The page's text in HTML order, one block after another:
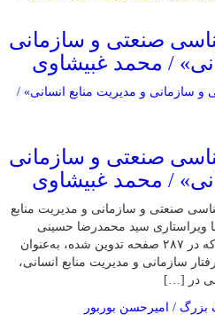
صنعتی و سازمانی
/ محمد غبیشاوی
صنعتی و سازمانی
/ محمد غبیشاوی
صنعتی و سازمانی و مدیریت منابع
ویراستاری سید محمدرضا حسینی
علی‌آباد منتشر شد. این اثر علمی که در ۲۸۷ صفحه تدوین شده، به‌عنوان
سازمانی و مدیریت منابع انسانی،
در […]